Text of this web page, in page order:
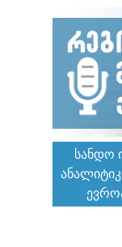
ᲡᲐᲜᲓᲝ